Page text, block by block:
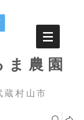
ま農園
蔵村山市